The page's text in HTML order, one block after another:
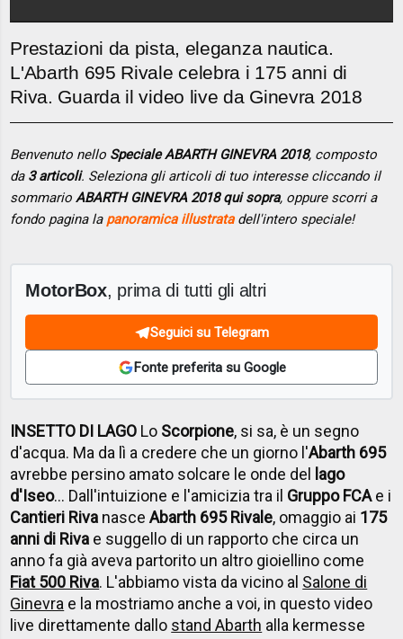
Prestazioni da pista, eleganza nautica.
L'Abarth 695 Rivale celebra i 175 anni di
Riva. Guarda il video live da Ginevra 2018
Benvenuto nello Speciale ABARTH GINEVRA 2018, composto
da 3 articoli. Seleziona gli articoli di tuo interesse cliccando il
sommarioABARTH GINEVRA 2018 qui sopra, oppure scorri a
fondo pagina la panoramica illustratadell'intero speciale!
MotorBox, prima di tutti gli altri
Seguici su Telegram
Fonte preferita su Google
INSETTO DI LAGO Lo Scorpione, si sa, è un segno
d'acqua. Ma da lì a credere che un giorno l'Abarth 695
avrebbe persino amato solcare le onde del lago
d'Iseo... Dall'intuizione e l'amicizia tra il Gruppo FCAe i
Cantieri Riva nasceAbarth 695 Rivale, omaggio ai 175
anni di Riva e suggello di un rapporto che circa un
anno fa già aveva partorito un altro gioiellino come
Fiat 500 Riva. L'abbiamo vista da vicino al Salone di
Ginevra e la mostriamo anche a voi, in questo video
live direttamente dallo stand Abarth alla kermesse